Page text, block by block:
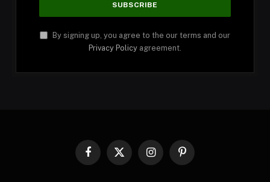
By signing up, you agree to the our terms and our
Privacy Policy agreement.
Facebook
X
InstagramPinterest